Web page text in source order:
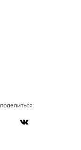
поделиться: